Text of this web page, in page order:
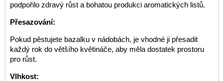
podpořilo zdravý růst a bohatou produkci aromatických listů.
Přesazování:
Pokud pěstujete bazalku v nádobách, je vhodné ji přesadit
každý rok do většího květináče, aby měla dostatek prostoru
pro růst.
Vlhkost: